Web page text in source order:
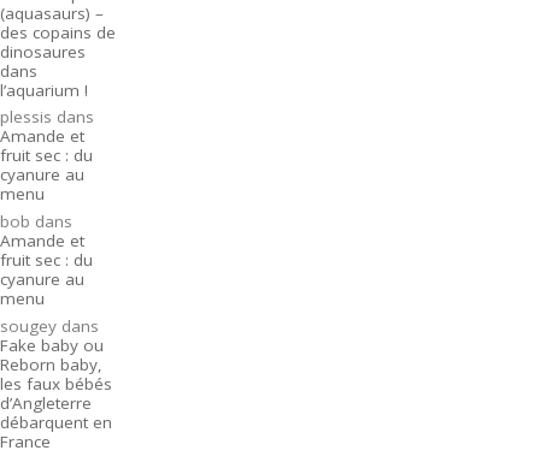
(aquasaurs) –
des copains de
dinosaures
dans
l’aquarium !
plessis dans
Amande et
fruit sec : du
cyanure au
menu
bob dans
Amande et
fruit sec : du
cyanure au
menu
sougey dans
Fake baby ou
Reborn baby,
les faux bébés
d’Angleterre
débarquent en
France